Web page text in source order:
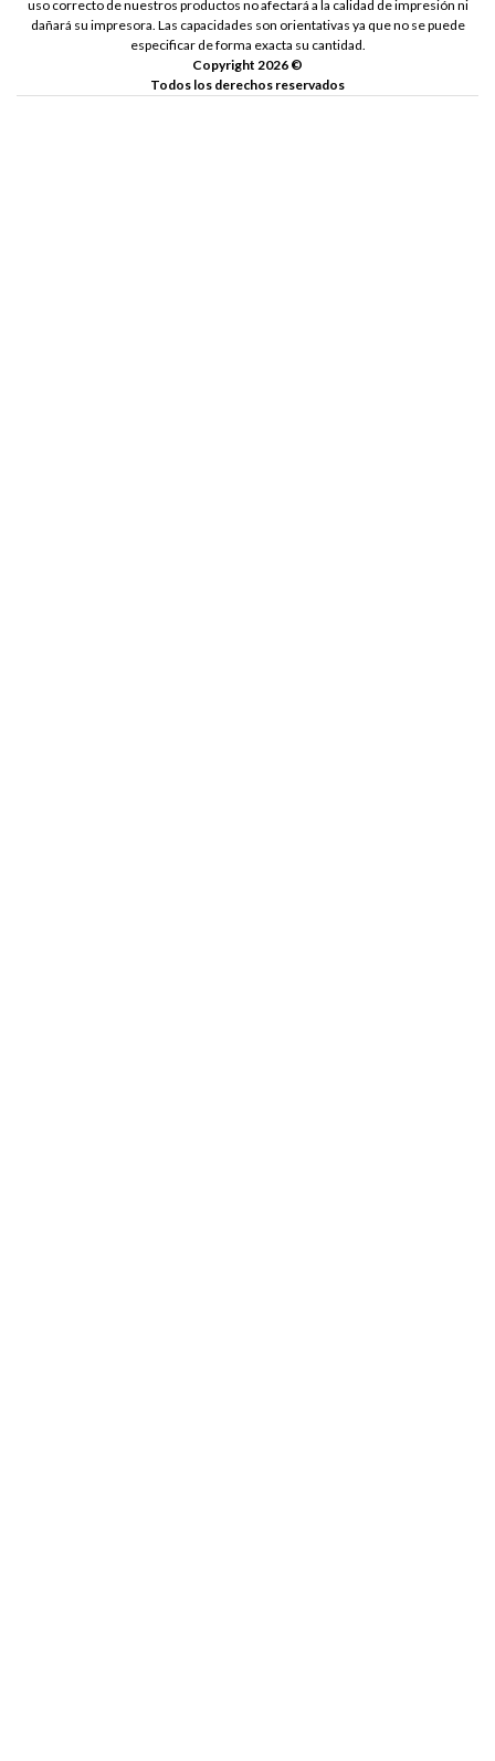
uso correcto de nuestros productos no afectará a la calidad de impresión ni
dañará su impresora. Las capacidades son orientativas ya que no se puede
especificar de forma exacta su cantidad.
Copyright 2026 ©
Todos los derechos reservados